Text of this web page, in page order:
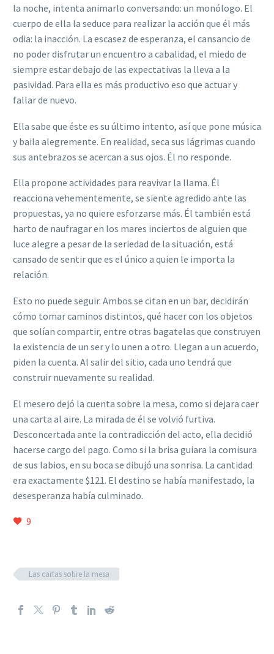
la noche, intenta animarlo conversando: un monólogo. El
cuerpo de ella la seduce para realizar la acción que él más
odia: la inacción. La escasez de esperanza, el cansancio de
no poder disfrutar un encuentro a cabalidad, el miedo de
siempre estar debajo de las expectativas la lleva a la
pasividad. Para ella es más productivo eso que actuar y
fallar de nuevo.
Ella sabe que éste es su último intento, así que pone música
y baila alegremente. En realidad, seca sus lágrimas cuando
sus antebrazos se acercan a sus ojos. Él no responde.
Ella propone actividades para reavivar la llama. Él
reacciona vehementemente, se siente agredido ante las
propuestas, ya no quiere esforzarse más. Él también está
harto de naufragar en los mares inciertos de alguien que
luce alegre a pesar de la seriedad de la situación, está
cansado de sentir que es el único a quien le importa la
relación.
Esto no puede seguir. Ambos se citan en un bar, decidirán
cómo tomar caminos distintos, qué hacer con los objetos
que solían compartir, entre otras bagatelas que construyen
la existencia de un ser y lo unen a otro. Llegan a un acuerdo,
piden la cuenta. Al salir del sitio, cada uno tendrá que
construir nuevamente su realidad.
El mesero dejó la cuenta sobre la mesa, como si dejara caer
una carta al aire. La mirada de él se volvió furtiva.
Desconcertada ante la contradicción del acto, ella decidió
hacerse cargo del pago. Como si la brisa guiara la comisura
de sus labios, en su boca se dibujó una sonrisa. La cantidad
era exactamente $121. El destino se había manifestado, la
desesperanza había culminado.
9
Las cartas sobre la mesa